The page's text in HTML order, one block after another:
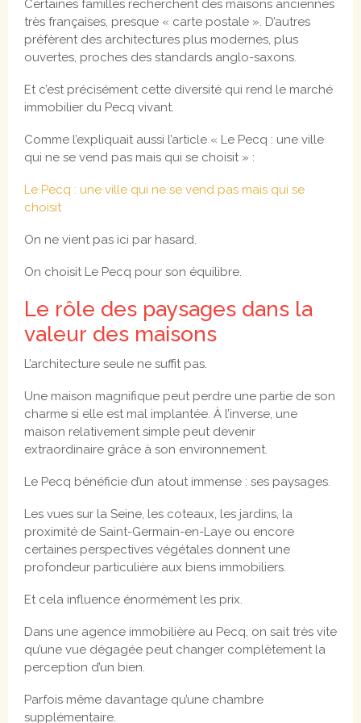
Certaines familles recherchent des maisons anciennes
très françaises, presque « carte postale ». D’autres
préfèrent des architectures plus modernes, plus
ouvertes, proches des standards anglo-saxons.
Et c’est précisément cette diversité qui rend le marché
immobilier du Pecq vivant.
Comme l’expliquait aussi l’article « Le Pecq : une ville
qui ne se vend pas mais qui se choisit » :
Le Pecq : une ville qui ne se vend pas mais qui se
choisit
On ne vient pas ici par hasard.
On choisit Le Pecq pour son équilibre.
Le rôle des paysages dans la
valeur des maisons
L’architecture seule ne suffit pas.
Une maison magnifique peut perdre une partie de son
charme si elle est mal implantée. À l’inverse, une
maison relativement simple peut devenir
extraordinaire grâce à son environnement.
Le Pecq bénéficie d’un atout immense : ses paysages.
Les vues sur la Seine, les coteaux, les jardins, la
proximité de Saint-Germain-en-Laye ou encore
certaines perspectives végétales donnent une
profondeur particulière aux biens immobiliers.
Et cela influence énormément les prix.
Dans une agence immobilière au Pecq, on sait très vite
qu’une vue dégagée peut changer complètement la
perception d’un bien.
Parfois même davantage qu’une chambre
supplémentaire.